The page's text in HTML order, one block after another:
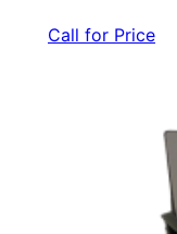
Call for Price